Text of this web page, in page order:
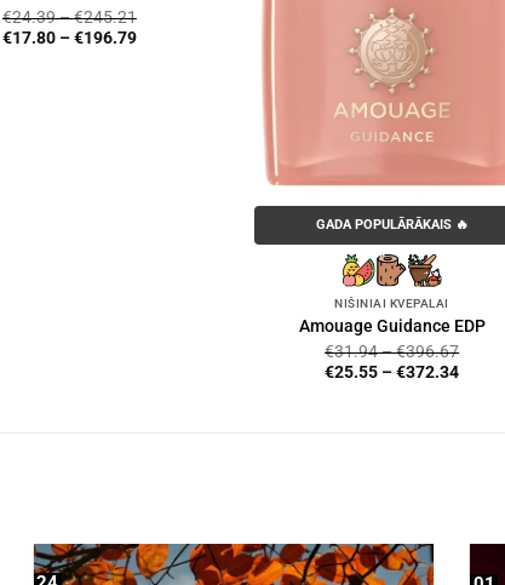
Novērtēts
ar4.72
no
€24.39–€245.21
€17.80–€196.79
GADA POPULĀRĀKAIS 🔥
NIŠINIAI KVEPALAI
Amouage Guidance EDP
€31.94–€396.67
€25.55 –€372.34